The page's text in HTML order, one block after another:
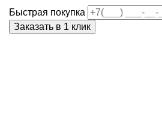
Быстрая покупка